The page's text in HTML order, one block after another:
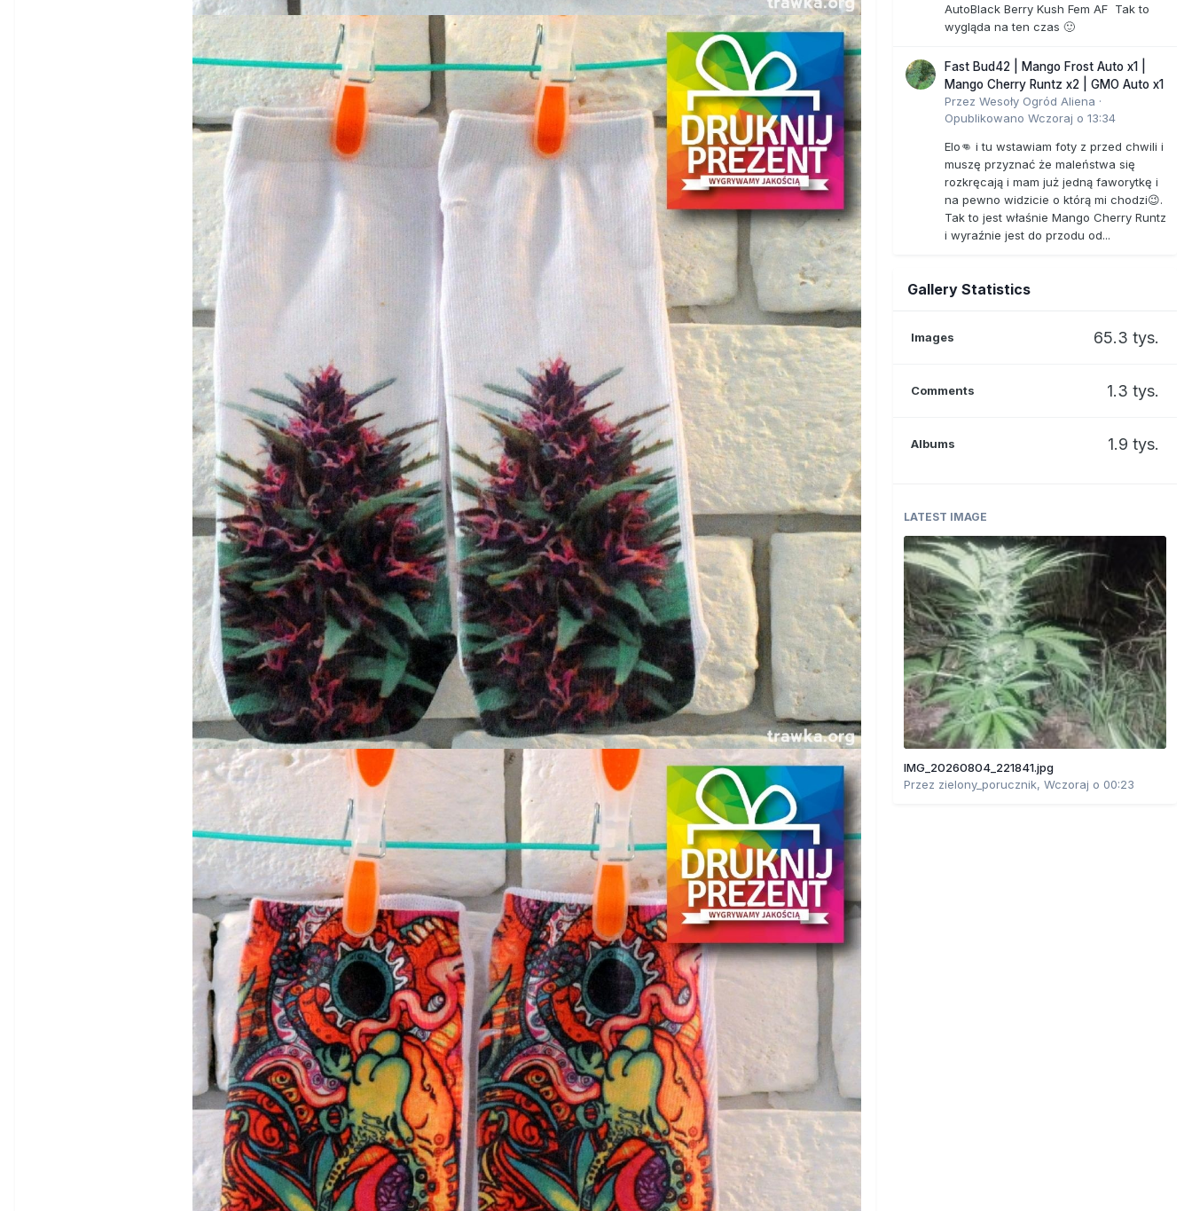
AutoBlack Berry Kush Fem AF Tak to
wygląda na ten czas 🙂
Fast Bud42 | Mango Frost Auto x1 |
Mango Cherry Runtz x2 | GMO Auto x1
Przez Wesoły Ogród Aliena ·
Opublikowano Wczoraj o 13:34
Elo👊 i tu wstawiam foty z przed chwili i
muszę przyznać że maleństwa się
rozkręcają i mam już jedną faworytkę i
na pewno widzicie o którą mi chodzi😉.
Tak to jest właśnie Mango Cherry Runtz
i wyraźnie jest do przodu od...
Gallery Statistics
Images 65.3 tys.
Comments 1.3 tys.
Albums 1.9 tys.
LATEST IMAGE
IMG_20260804_221841.jpg
Przez zielony_porucznik, Wczoraj o 00:23